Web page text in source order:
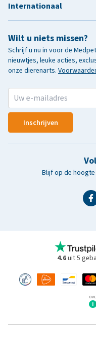
Wilt u niets missen?
Schrijf u nu in voor de
nieuwtjes, leuke acties,
onze dierenarts.
Inschrijven
Blijf op de
Internationaal
4.6uit 5